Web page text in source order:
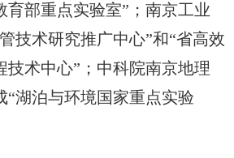
育部重点实验室”；南京工业
技术研究推广中心”和“省高效
技术中心”；中科院南京地理
“湖泊与环境国家重点实验